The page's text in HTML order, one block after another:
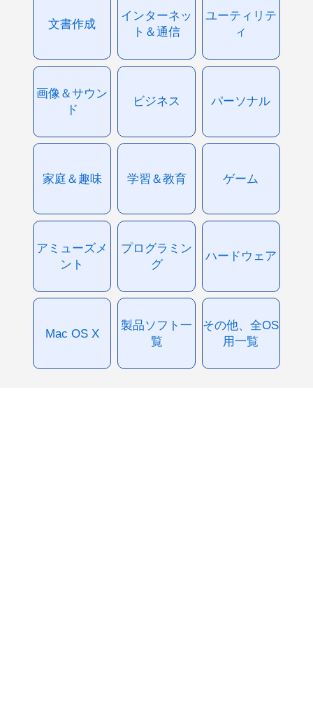
文書作成
インターネッ
ト＆通信
ユーティリテ
ィ
画像＆サウン
ド
ビジネス パーソナル
家庭＆趣味 学習＆教育 ゲーム
アミューズメ
ント
プログラミン
グ
ハードウェア
Mac OS X
製品ソフト一
覧
その他、全OS
用一覧